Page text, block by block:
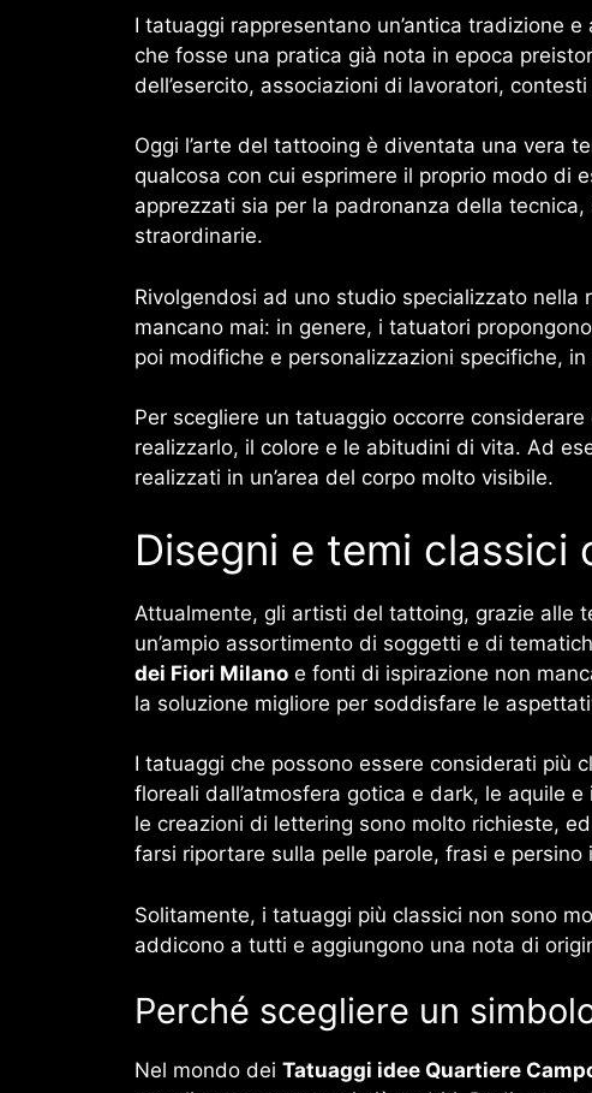
I tatuaggi rappresentano un’antica tradizione
che fosse una pratica già nota in epoca
dell’esercito, associazioni di lavoratori,
Oggi l’arte del tattooing è diventata una vera
qualcosa con cui esprimere il proprio modo di
apprezzati sia per la padronanza della
straordinarie.
Rivolgendosi ad uno studio specializzato nella
mancano mai: in genere, i tatuatori
poi modifiche e personalizzazioni specifiche,
Per scegliere un tatuaggio occorre
realizzarlo, il colore e le abitudini di vita. Ad
realizzati in un’area del corpo molto visibile.
Disegni e temi classici
Attualmente, gli artisti del tattoing, grazie alle
un’ampio assortimento di soggetti e di
dei Fiori Milano e fonti di ispirazione non
la soluzione migliore per soddisfare le
I tatuaggi che possono essere considerati più
floreali dall’atmosfera gotica e dark, le aquile
le creazioni di lettering sono molto richieste,
farsi riportare sulla pelle parole, frasi e persino
Solitamente, i tatuaggi più classici non sono
addicono a tutti e aggiungono una nota di
Perché scegliere un
Nel mondo dei Tatuaggi idee Quartiere